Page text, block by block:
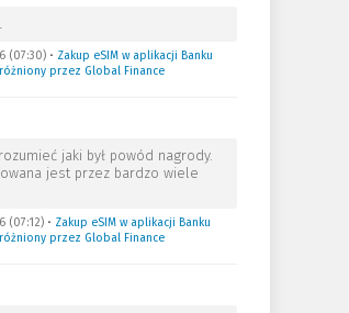
(07:30)• Zakup eSIM w aplikacji Banku
przez Global Finance
jaki był powód nagrody.
jest przez bardzo wiele
(07:12)• Zakup eSIM w aplikacji Banku
przez Global Finance